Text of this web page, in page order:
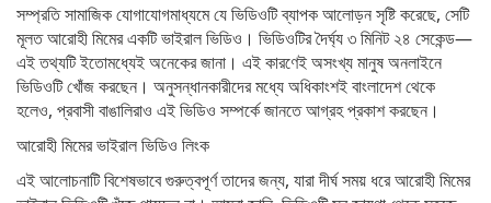
সম্প্রতি সামাজিক যোগাযোগমাধ্যমে যে ভিডিওটি ব্যাপক আলোড়ন সৃষ্টি করেছে, সেটি
মূলত আরোহী মিমের একটি ভাইরাল ভিডিও। ভিডিওটির দৈর্ঘ্য ৩ মিনিট ২৪ সেকেন্ড—
এই তথ্যটি ইতোমধ্যেই অনেকের জানা। এই কারণেই অসংখ্য মানুষ অনলাইনে
ভিডিওটি খোঁজ করছেন। অনুসন্ধানকারীদের মধ্যে অধিকাংশই বাংলাদেশ থেকে
হলেও, প্রবাসী বাঙালিরাও এই ভিডিও সম্পর্কে জানতে আগ্রহ প্রকাশ করছেন।
আরোহী মিমের ভাইরাল ভিডিও লিংক
এই আলোচনাটি বিশেষভাবে গুরুত্বপূর্ণ তাদের জন্য, যারা দীর্ঘ সময় ধরে আরোহী মিমের